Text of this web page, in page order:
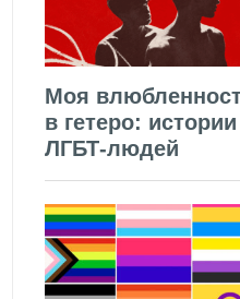
Моя
в гетеро: истории
ЛГБТ-людей